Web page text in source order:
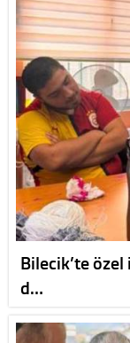
Bilecik’te
d…